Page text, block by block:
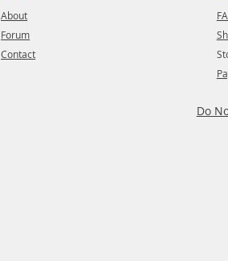
About
Forum
Contact
Do